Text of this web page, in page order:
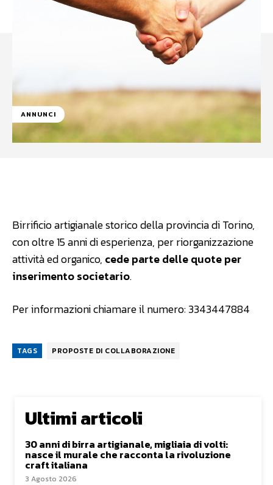
ANNUNCI
Birrificio artigianale storico della provincia di Torino,
con oltre 15 anni di esperienza, per riorganizzazione
attività ed organico, cede parte delle quote per
inserimento societario.
Per informazioni chiamare il numero: 3343447884
TAGS PROPOSTE DI COLLABORAZIONE
Ultimi articoli
30 anni di birra artigianale, migliaia di volti:
nasce il murale che racconta la rivoluzione
craft italiana
3 Agosto 2026